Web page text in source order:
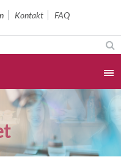
Kontakt FAQ